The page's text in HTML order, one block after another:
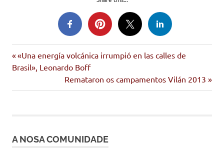
koldobi
Navegación
Entrada
anterior:
«Una energía volcánica irrumpió en las calles de
Brasil», Leonardo Boff
Siguiente
entrada:
Remataron os campamentos Vilán 2013
A NOSA COMUNIDADE